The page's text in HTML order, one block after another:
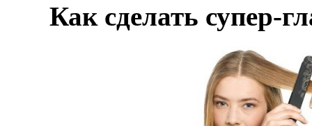
Как сделать супер-